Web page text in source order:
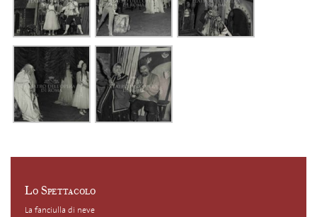
Lo Spettacolo
La fanciulla di neve